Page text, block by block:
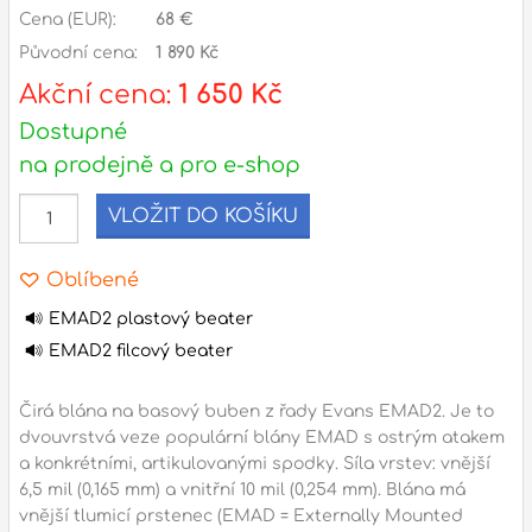
Adresa
Seifertova 69,
Praha 3 - 130 00 ( mapa)
gsm.: +420 777 888 408
gsm.: +420 777 888 088
tel.: +420 222 782 732
email:
prodejna@bici.cz
Otevírací doba
sobota : ZAVŘENO
neděle :ZAVŘENO
státní svátky :ZAVŘENO
Cena (EUR):
68 €
Původní cena:
1 890 Kč
Akční cena: 1 650 Kč
Dostupné
na prodejně a pro e-shop
VLOŽIT DO KOŠÍKU
Oblíbené
EMAD2 plastový beater
EMAD2 filcový beater
Čirá blána na basový buben z řady Evans EMAD2. Je to
dvouvrstvá veze populární blány EMAD s ostrým atakem
a konkrétními, artikulovanými spodky. Síla vrstev: vnější
6,5 mil (0,165 mm) a vnitřní 10 mil (0,254 mm). Blána má
vnější tlumicí prstenec (EMAD = Externally Mounted